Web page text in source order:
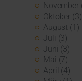
November
Oktober (3)
August (1)
Juli (3)
Juni (3)
Mai (7)
April (4)